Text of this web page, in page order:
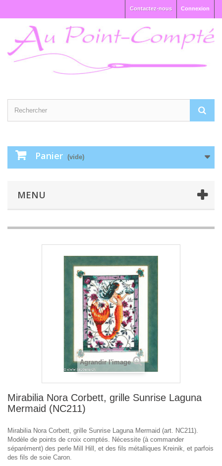
Connexion
Contactez-nous
Panier (vide)
MENU
Agrandir l'image
Mirabilia Nora Corbett, grille Sunrise Laguna
Mermaid (NC211)
Mirabilia Nora Corbett, grille Sunrise Laguna Mermaid (art. NC211).
Modèle de points de croix comptés. Nécessite (à commander
séparément) des perle Mill Hill, et des fils métalliques Kreinik, et parfois
des fils de soie Caron.